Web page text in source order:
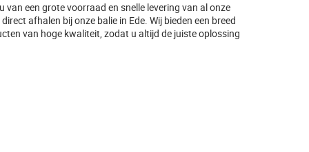
een grote voorraad en snelle levering van al onze
afhalen bij onze balie in Ede. Wij bieden een breed
van hoge kwaliteit, zodat u altijd de juiste oplossing